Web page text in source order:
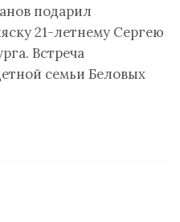
подарил
21-летнему Сергею
Встреча
семьи Беловых